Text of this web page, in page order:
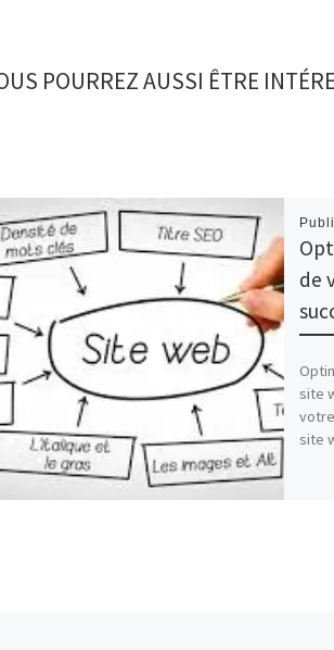
POURREZ AUSSI ÊTRE
de
site
site